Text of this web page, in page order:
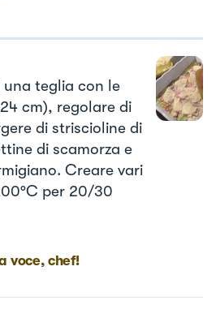
teglia con le
cm), regolare di
di striscioline di
di scamorza e
Creare vari
per 20/30
voce, chef!